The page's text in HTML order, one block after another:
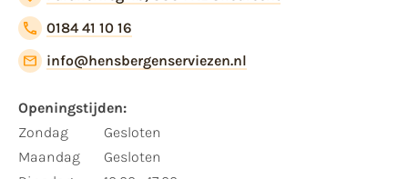
0184 41 10 16
info@hensbergenserviezen.nl
Openingstijden:
Zondag
Maandag
Gesloten
Gesloten